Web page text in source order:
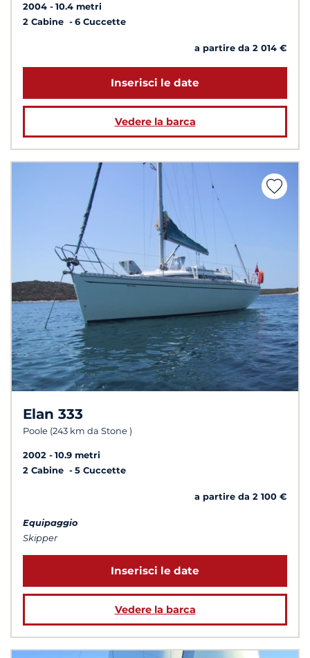
2004
10.4 metri
2 Cabine
6 Cuccette
a partire da 2 014 €
Inserisci le date
Vedere la barca
Elan 333
Poole (243 km da Stone )
2002
10.9 metri
2 Cabine
5 Cuccette
a partire da 2 100 €
Equipaggio
Skipper
Inserisci le date
Vedere la barca